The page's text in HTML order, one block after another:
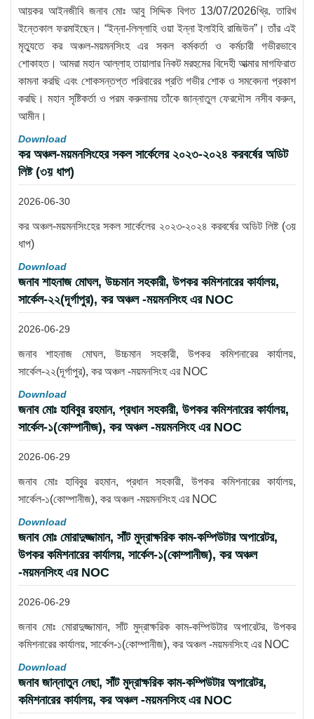
আয়কর আইনজীবি জনাব মোঃ আবু সিদ্দিক বিগত 13/07/2026খ্রি. তারিখ
ইন্তেকাল ফরমাইছেন। “ইন্না-লিল্লাহি ওয়া ইন্না ইলাইহি রাজিউন”। তাঁর এই
মৃত্যুতে কর অঞ্চল-ময়মনসিংহ এর সকল কর্মকর্তা ও কর্মচারী গভীরভাবে
শোকাহত। আমরা মহান আল্লাহ তায়ালার নিকট মরহুমের বিদেহী আত্মার মাগফিরাত
কামনা করছি এবং শোকসন্তপ্ত পরিবারের প্রতি গভীর শোক ও সমবেদনা প্রকাশ
করছি। মহান সৃষ্টিকর্তা ও পরম করুনাময় তাঁকে জান্নাতুল ফেরদৌস নসীব করুন,
আমীন।
Download
কর অঞ্চল-ময়মনসিংহের সকল সার্কেলের ২০২৩-২০২৪ করবর্ষের অডিট
লিষ্ট (৩য় ধাপ)
2026-06-30
কর অঞ্চল-ময়মনসিংহের সকল সার্কেলের ২০২৩-২০২৪ করবর্ষের অডিট লিষ্ট (৩য়
ধাপ)
Download
জনাব শাহনাজ মোঘল, উচ্চমান সহকারী, উপকর কমিশনারের কার্যালয়,
সার্কেল-২২(দূর্গাপুর), কর অঞ্চল -ময়মনসিংহ এর NOC
2026-06-29
জনাব শাহনাজ মোঘল, উচ্চমান সহকারী, উপকর কমিশনারের কার্যালয়,
সার্কেল-২২(দূর্গাপুর), কর অঞ্চল -ময়মনসিংহ এর NOC
Download
জনাব মোঃ হাবিবুর রহমান, প্রধান সহকারী, উপকর কমিশনারের কার্যালয়,
সার্কেল-১(কোম্পানীজ), কর অঞ্চল -ময়মনসিংহ এর NOC
2026-06-29
জনাব মোঃ হাবিবুর রহমান, প্রধান সহকারী, উপকর কমিশনারের কার্যালয়,
সার্কেল-১(কোম্পানীজ), কর অঞ্চল -ময়মনসিংহ এর NOC
Download
জনাব মোঃ মোরাদুজ্জামান, সাঁট মুদ্রাক্ষরিক কাম-কম্পিউটার অপারেটর,
উপকর কমিশনারের কার্যালয়, সার্কেল-১(কোম্পানীজ), কর অঞ্চল
-ময়মনসিংহ এর NOC
2026-06-29
জনাব মোঃ মোরাদুজ্জামান, সাঁট মুদ্রাক্ষরিক কাম-কম্পিউটার অপারেটর, উপকর
কমিশনারের কার্যালয়, সার্কেল-১(কোম্পানীজ), কর অঞ্চল -ময়মনসিংহ এর NOC
Download
জনাব জান্নাতুন নেছা, সাঁট মুদ্রাক্ষরিক কাম-কম্পিউটার অপারেটর,
কমিশনারের কার্যালয়, কর অঞ্চল -ময়মনসিংহ এর NOC